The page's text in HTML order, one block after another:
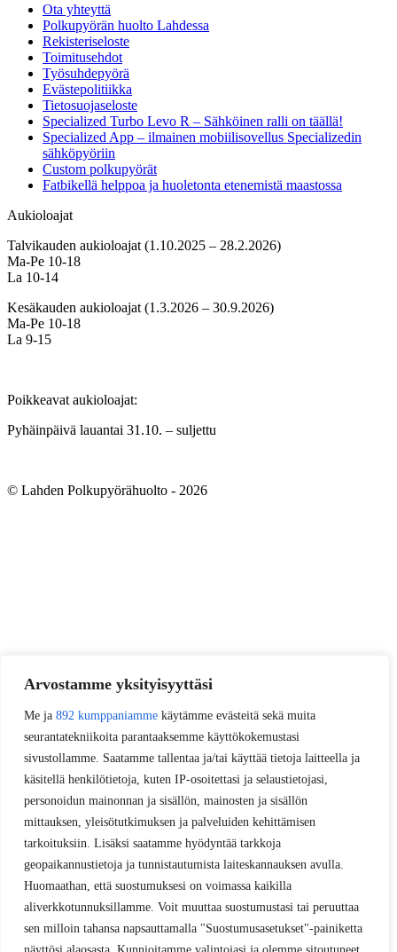
Arvostamme yksityisyyttäsi
Me ja 892 kumppaniamme käytämme evästeitä sekä muita
seurantatekniikoita parantaaksemme käyttökokemustasi
sivustollamme. Saatamme tallentaa ja/tai käyttää tietoja laitteella ja
käsitellä henkilötietoja, kuten IP-osoitettasi ja selaustietojasi,
personoidun mainonnan ja sisällön, mainosten ja sisällön
mittauksen, yleisötutkimuksen ja palveluiden kehittämisen
tarkoituksiin. Lisäksi saatamme hyödyntää tarkkoja
geopaikannustietoja ja tunnistautumista laiteskannauksen avulla.
Huomaathan, että suostumuksesi on voimassa kaikilla
aliverkkotunnuksillamme. Voit muuttaa suostumustasi tai peruuttaa
sen milloin tahansa napsauttamalla "Suostumusasetukset"-painiketta
Ota yhteyttä
Polkupyörän huolto Lahdessa
Rekisteriseloste
Toimitusehdot
Työsuhdepyörä
Evästepolitiikka
Tietosuojaseloste
Specialized Turbo Levo R – Sähköinen ralli on täällä!
Specialized App – ilmainen mobiilisovellus Specializedin
sähköpyöriin
Custom polkupyörät
Fatbikellä helppoa ja huoletonta etenemistä maastossa
Aukioloajat
Talvikauden aukioloajat (1.10.2025 – 28.2.2026)
Ma-Pe 10-18
La 10-14
Kesäkauden aukioloajat (1.3.2026 – 30.9.2026)
Ma-Pe 10-18
La 9-15
Poikkeavat aukioloajat:
Pyhäinpäivä lauantai 31.10. – suljettu
© Lahden Polkupyörähuolto - 2026